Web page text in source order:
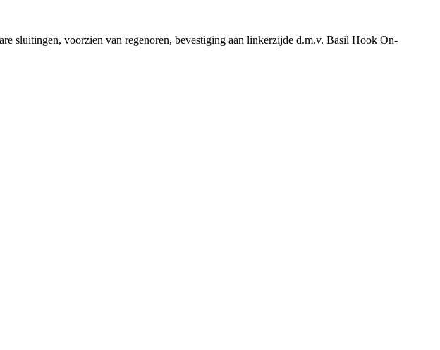
sluitingen, voorzien van regenoren, bevestiging aan linkerzijde d.m.v. Basil Hook On-